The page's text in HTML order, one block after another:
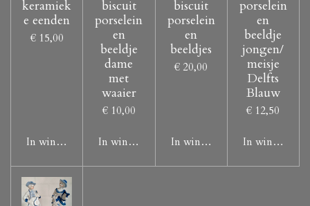
keramiek
e eenden
€ 15,00
In winkelwagen
biscuit
porselein
en
beeldje
dame
met
waaier
€ 10,00
In winkelwagen
biscuit
porselein
en
beeldjes
€ 20,00
In winkelwagen
porselein
en
beeldje
jongen/
meisje
Delfts
Blauw
€ 12,50
In